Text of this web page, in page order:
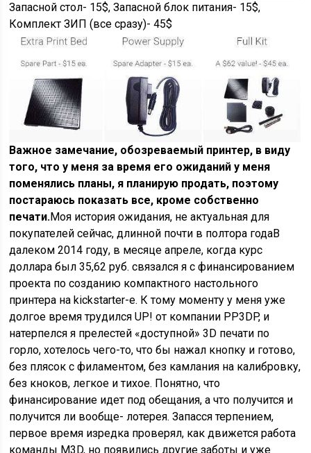
Запасной стол- 15$, Запасной блок питания- 15$,
Комплект ЗИП (все сразу)- 45$
Важное замечание, обозреваемый принтер, в виду
того, что у меня за время его ожиданий у меня
поменялись планы, я планирую продать, поэтому
постараюсь показать все, кроме собственно
печати.Моя история ожидания, не актуальная для
покупателей сейчас, длинной почти в полтора годаВ
далеком 2014 году, в месяце апреле, когда курс
доллара был 35,62 руб. связался я с финансированием
проекта по созданию компактного настольного
принтера на kickstarter-е. К тому моменту у меня уже
долгое время трудился UP! от компании PP3DP, и
натерпелся я прелестей «доступной» 3D печати по
горло, хотелось чего-то, что бы нажал кнопку и готово,
без плясок с филаментом, без камлания на калибровку,
без кноков, легкое и тихое. Понятно, что
финансирование идет под обещания, а что получится и
получится ли вообще- лотерея. Запасся терпением,
первое время изредка проверял, как движется работа
команды M3D, но появились другие заботы и уже